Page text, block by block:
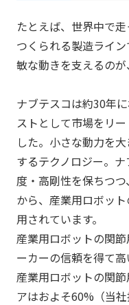
たとえば、世界中で
つくられる製造ライ
敏な動きを支えるのが
ナブテスコは約30年
ストとして市場をリ
した。小さな動力を
するテクノロジー。
度・高剛性を保ちつ
から、産業用ロボッ
用されています。
産業用ロボットの関
ーカーの信頼を得て
産業用ロボットの関
アはおよそ60%（当社